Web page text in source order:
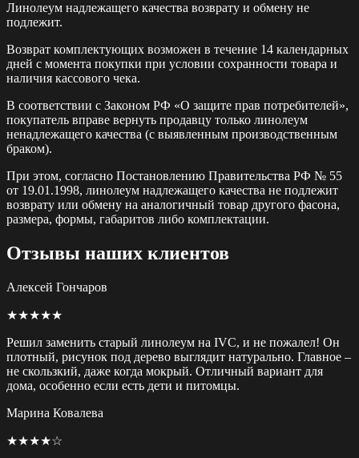
Линолеум надлежащего качества возврату и обмену не
подлежит.
Возврат комплектующих возможен в течение 14 календарных
дней с момента покупки при условии сохранности товара и
наличия кассового чека.
В соответствии с Законом РФ «О защите прав потребителей»,
покупатель вправе вернуть продавцу только линолеум
ненадлежащего качества (с выявленным производственным
браком).
При этом, согласно Постановлению Правительства РФ № 55
от 19.01.1998, линолеум надлежащего качества не подлежит
возврату или обмену на аналогичный товар другого фасона,
размера, формы, габаритов либо комплектации.
Отзывы наших клиентов
Алексей Гончаров
★★★★★
Решил заменить старый линолеум на IVC, и не пожалел! Он
плотный, рисунок под дерево выглядит натурально. Главное –
не скользкий, даже когда мокрый. Отличный вариант для
дома, особенно если есть дети и питомцы.
Марина Ковалева
★★★★☆